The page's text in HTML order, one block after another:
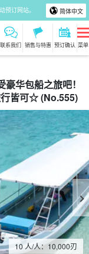
预订网站。 简体中文
联系我们 销售与特惠 预订确认 菜单
华包船之旅吧！
皆可☆ (No.555)
10 人/人：10,000刃